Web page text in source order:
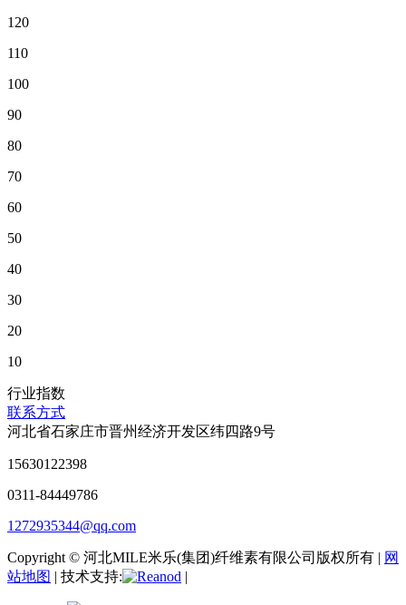
120
110
100
90
80
70
60
50
40
30
20
10
行业指数
联系方式
河北省石家庄市晋州经济开发区纬四路9号
15630122398
0311-84449786
1272935344@qq.com
Copyright © 河北MILE米乐(集团)纤维素有限公司版权所有 | 网
站地图 | 技术支持: |